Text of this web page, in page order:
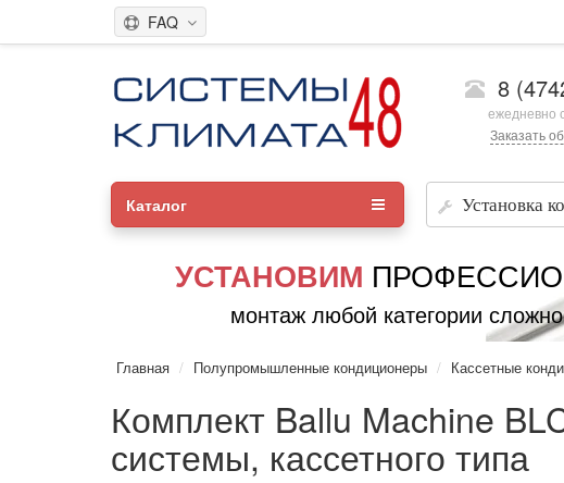
FAQ
8
ежедневно
Заказать
Установка
Каталог
УСТАНОВИМ
монтаж любой категории
Главная Полупромышленные кондиционеры Кассетные
Комплект Ballu Machine
системы, кассетного типа